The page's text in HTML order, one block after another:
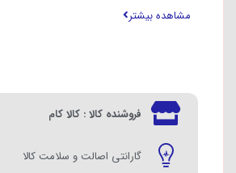
مشاهده بیشتر
فروشنده کالا : کالا کام
گارانتی اصالت و سلامت کالا